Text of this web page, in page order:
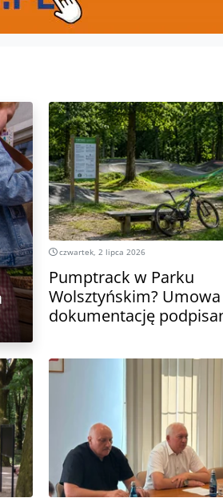
czwartek, 2 lipca 2026
Pumptrack w Parku
Wolsztyńskim?
dokumentację